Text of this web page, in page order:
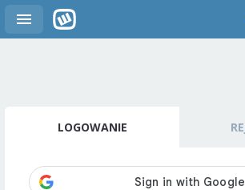
LOGOWANIE